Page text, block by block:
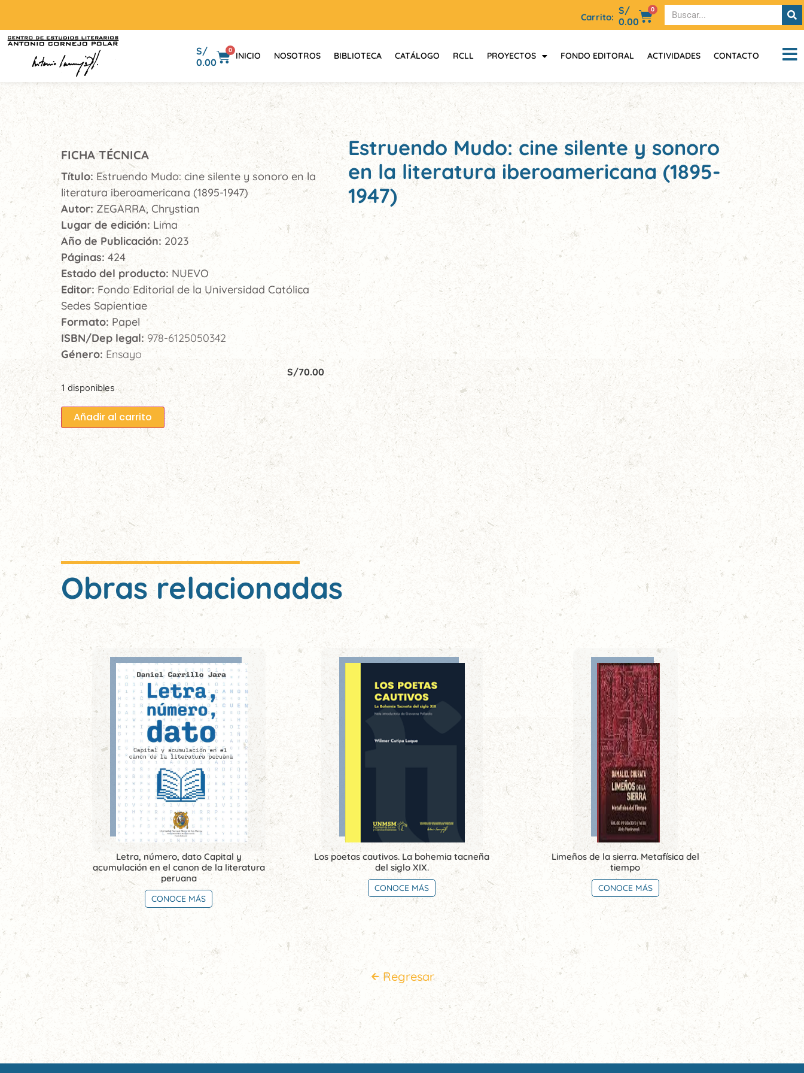
Carrito:
S/
0.00
0
S/
0.00
0
INICIO NOSOTROS BIBLIOTECA CATÁLOGO RCLL PROYECTOS FONDO EDITORAL ACTIVIDADES CONTACTO
FICHA TÉCNICA
Título: Estruendo Mudo: cine silente y sonoro en la
literatura iberoamericana (1895-1947)
Autor: ZEGARRA, Chrystian
Lugar de edición: Lima
Año de Publicación: 2023
Páginas: 424
Estado del producto: NUEVO
Editor:Fondo Editorial de la Universidad Católica
Sedes Sapientiae
Formato: Papel
ISBN/Dep legal: 978-6125050342
Género: Ensayo
S/70.00
1 disponibles
Añadir al carrito
Estruendo Mudo: cine silente y sonoro
en la literatura iberoamericana (1895-
1947)
Obras relacionadas
Letra, número, dato Capital y
acumulación en el canon de la literatura
peruana
CONOCE MÁS
Los poetas cautivos. La bohemia tacneña
del siglo XIX.
CONOCE MÁS
Limeños de la sierra. Metafísica del
tiempo
CONOCE MÁS
Regresar